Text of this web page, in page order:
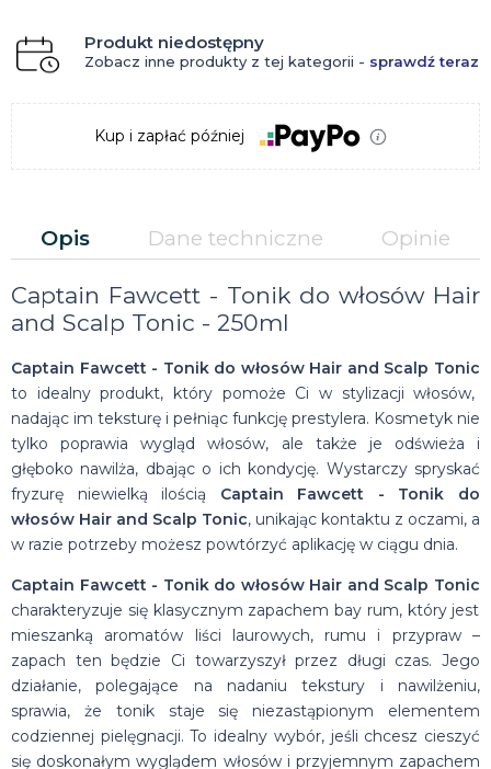
Produkt niedostępny
Zobacz inne produkty z tej kategorii - sprawdź teraz
Kup i zapłać później
Opis Dane techniczne Opinie
Captain Fawcett - Tonik do włosów Hair
and Scalp Tonic - 250ml
Captain Fawcett - Tonik do włosów Hair and Scalp Tonic
to idealny produkt, który pomoże Ci w stylizacji włosów,
nadając im teksturę i pełniąc funkcję prestylera. Kosmetyk nie
tylko poprawia wygląd włosów, ale także je odświeża i
głęboko nawilża, dbając o ich kondycję. Wystarczy spryskać
fryzurę niewielką ilością Captain Fawcett - Tonik do
włosów Hair and Scalp Tonic, unikając kontaktu z oczami, a
w razie potrzeby możesz powtórzyć aplikację w ciągu dnia.
Captain Fawcett - Tonik do włosów Hair and Scalp Tonic
charakteryzuje się klasycznym zapachem bay rum, który jest
mieszanką aromatów liści laurowych, rumu i przypraw –
zapach ten będzie Ci towarzyszył przez długi czas. Jego
działanie, polegające na nadaniu tekstury i nawilżeniu,
sprawia, że tonik staje się niezastąpionym elementem
codziennej pielęgnacji. To idealny wybór, jeśli chcesz cieszyć
się doskonałym wyglądem włosów i przyjemnym zapachem